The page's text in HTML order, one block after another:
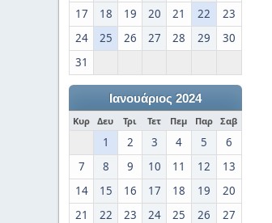
17
18 19 20 21 22
23
24
25 26 27 28 29
30
31
Ιανουάριος 2024
Κυρ Δευ Τρι Τετ Πεμ Παρ Σαβ
1 2 3 4 5
6
7
8 9 10 11 12
13
14
15 16 17 18 19
20
21
22 23 24 25 26
27